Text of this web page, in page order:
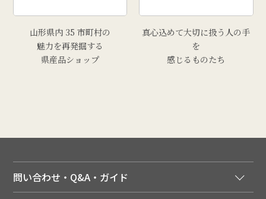
山形県内 35 市町村の
魅力を再発掘する
県産品ショップ
真心込めて大切に扱う人の手
を
感じるものたち
問い合わせ・Q&A・ガイド